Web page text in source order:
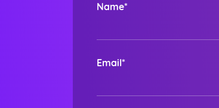
Name*
Email*